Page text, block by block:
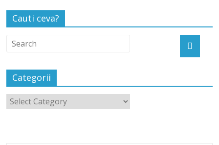
Cauti ceva?
Categorii